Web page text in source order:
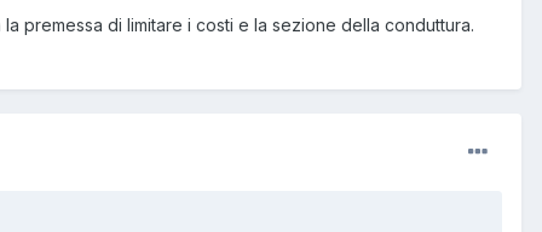
premessa di limitare i costi e la sezione della conduttura.